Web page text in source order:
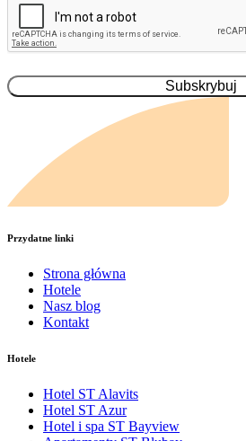
Przydatne linki
Strona główna
Hotele
Nasz blog
Kontakt
Hotele
Hotel ST Alavits
Hotel ST Azur
Hotel i spa ST Bayview